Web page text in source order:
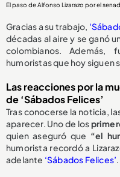
El paso de Alfonso Lizarazo por el
Gracias a su trabajo,
décadas al aire y se ganó
colombianos.
humoristas que hoy siguen
Las reacciones por la
de ‘Sábados Felices’
Tras conocerse la noticia,
aparecer. Uno de los
quien aseguró que “el
humorista recordó a
adelante ‘Sábados Felices’.